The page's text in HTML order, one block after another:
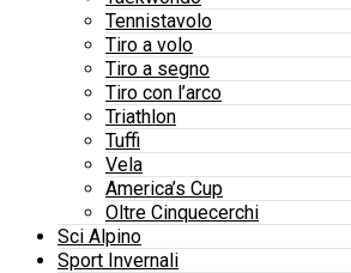
Tennistavolo
Tiro a volo
Tiro a segno
Tiro con l’arco
Triathlon
Tuffi
Vela
America’s Cup
Oltre Cinquecerchi
Sci Alpino
Sport Invernali